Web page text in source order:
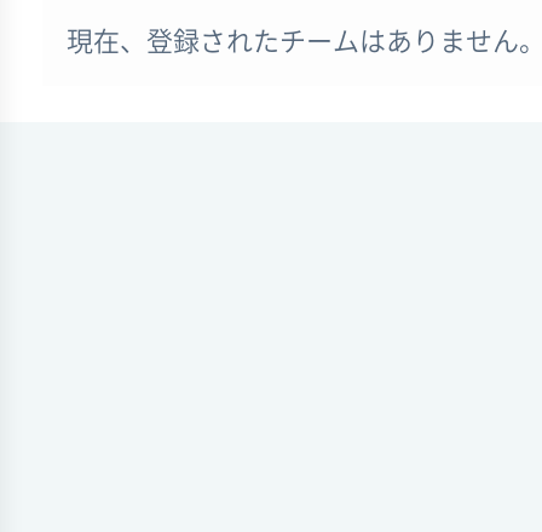
現在、登録されたチームはありません